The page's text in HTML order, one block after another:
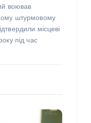
воював
штурмовому
місцеві
під час